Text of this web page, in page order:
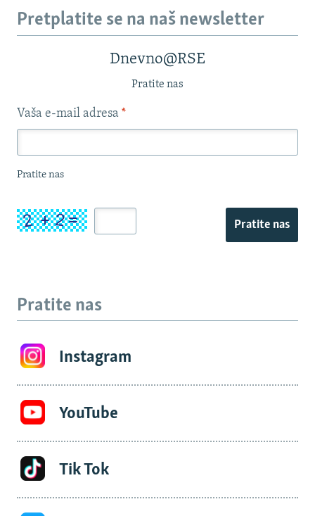
Pretplatite se na naš newsletter
Dnevno@RSE
Pratite nas
Vaša e-mail adresa *
Pratite nas
Pratite nas
Pratite nas
Instagram
YouTube
Tik Tok